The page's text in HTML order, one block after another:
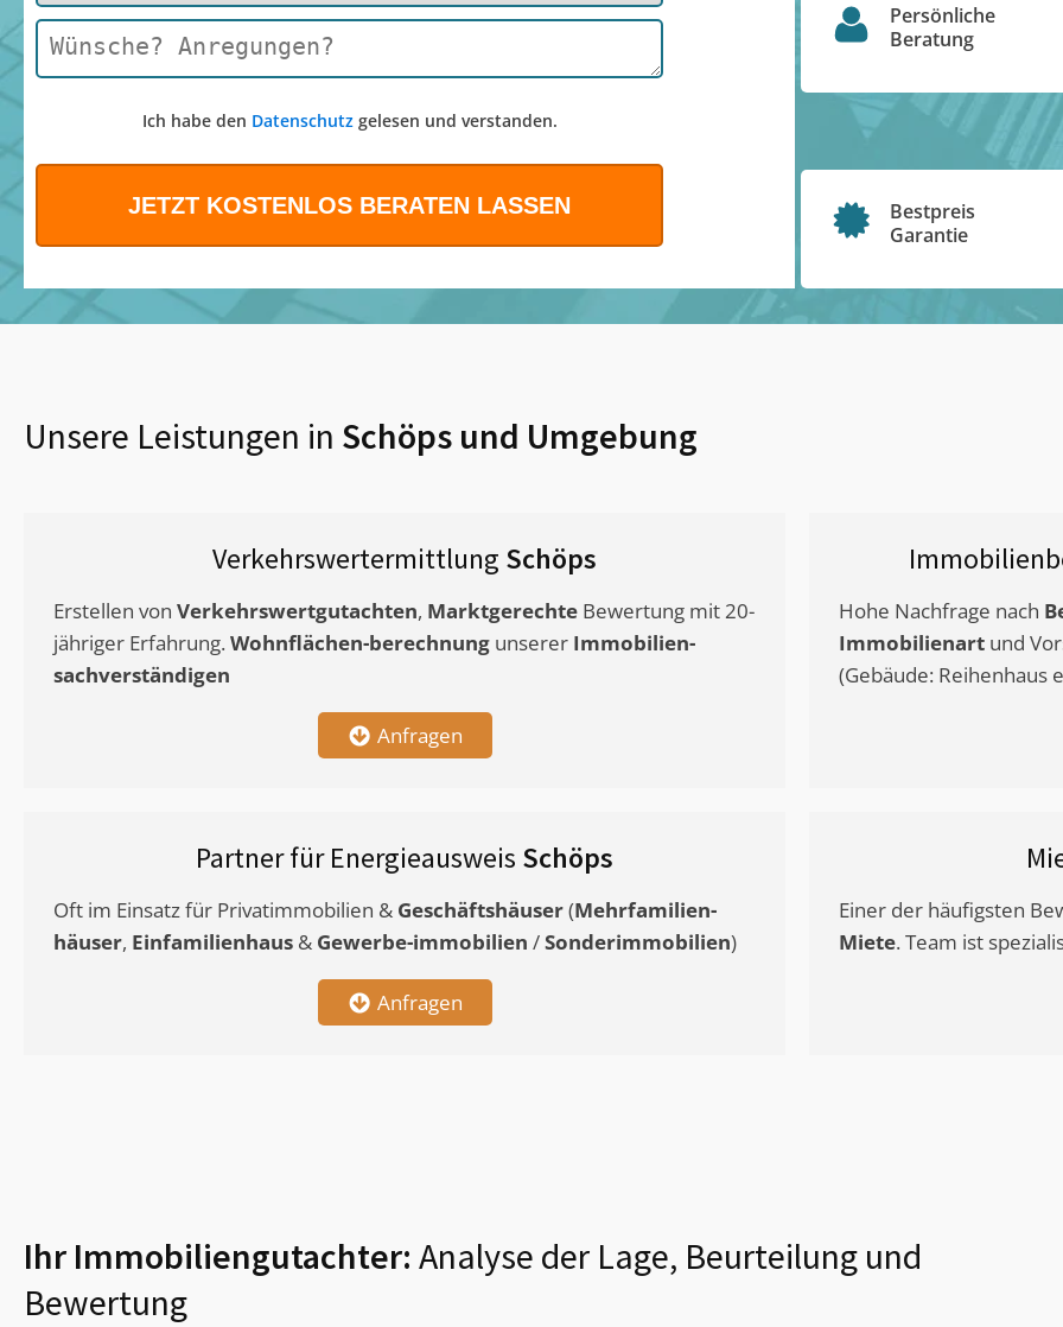
Ich habe den Datenschutzgelesen und verstanden.
Persönliche
Beratung
Bestpreis
Garantie
Unsere Leistungen in Schöps und Umgebung
Verkehrswertermittlung Schöps
Erstellen von Verkehrswertgutachten, Marktgerechte Bewertung mit 20-
jähriger Erfahrung. Wohnflächen-berechnung unserer Immobilien-
sachverständigen
Anfragen
Hohe Nachfrage nach
Immobilienart und
(Gebäude: Reihenhaus
Partner für Energieausweis Schöps
Oft im Einsatz für Privatimmobilien & Geschäftshäuser(Mehrfamilien-
häuser, Einfamilienhaus & Gewerbe-immobilien /Sonderimmobilien)
Anfragen
Einer der häufigsten
Miete. Team ist
Ihr Immobiliengutachter: Analyse der Lage, Beurteilung und
Bewertung